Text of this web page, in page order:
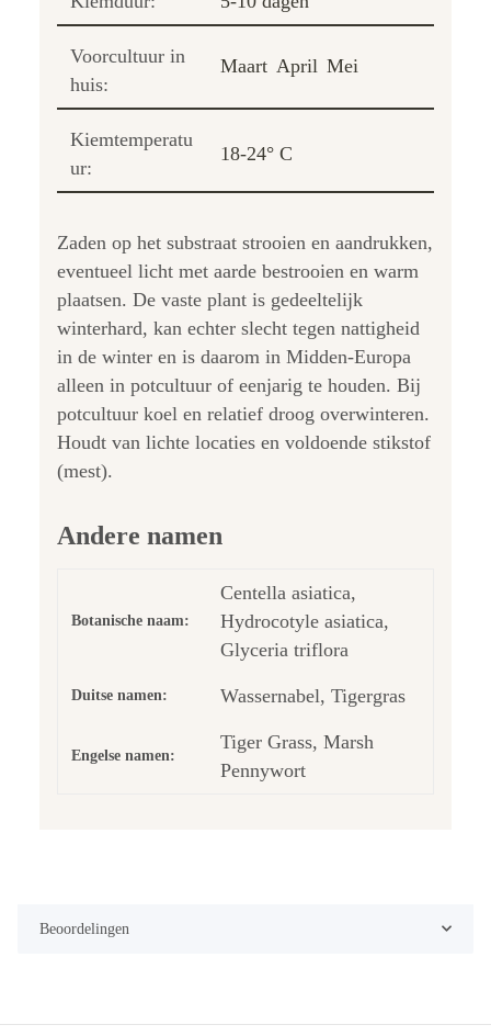
Voorcultuur in
huis:
Maart April Mei
Kiemtemperatu
ur:
18-24° C
Zaden op het substraat strooien en aandrukken,
eventueel licht met aarde bestrooien en warm
plaatsen. De vaste plant is gedeeltelijk
winterhard, kan echter slecht tegen nattigheid
in de winter en is daarom in Midden-Europa
alleen in potcultuur of eenjarig te houden. Bij
potcultuur koel en relatief droog overwinteren.
Houdt van lichte locaties en voldoende stikstof
(mest).
Andere namen
Botanische naam:
Centella asiatica,
Hydrocotyle asiatica,
Glyceria triflora
Duitse namen: Wassernabel, Tigergras
Engelse namen:
Tiger Grass, Marsh
Pennywort
Beoordelingen